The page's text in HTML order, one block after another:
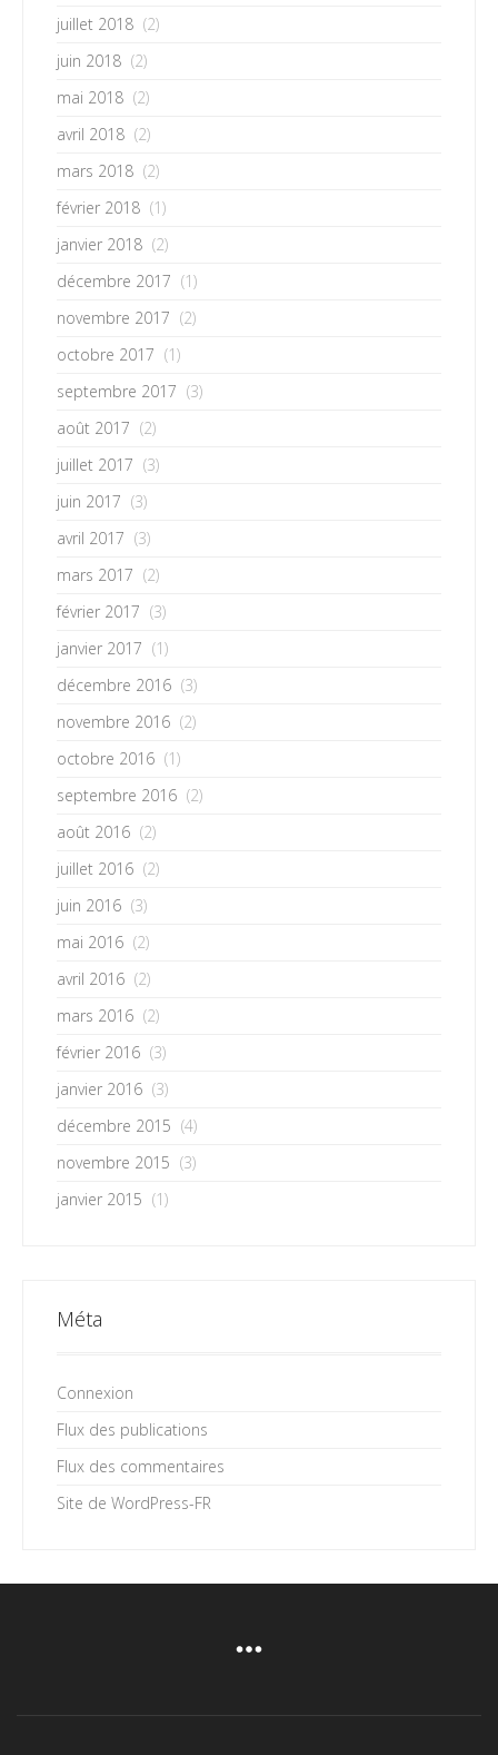
juillet 2018 (2)
juin 2018 (2)
mai 2018 (2)
avril 2018 (2)
mars 2018 (2)
février 2018 (1)
janvier 2018 (2)
décembre 2017 (1)
novembre 2017 (2)
octobre 2017 (1)
septembre 2017 (3)
août 2017 (2)
juillet 2017 (3)
juin 2017 (3)
avril 2017 (3)
mars 2017 (2)
février 2017 (3)
janvier 2017 (1)
décembre 2016 (3)
novembre 2016 (2)
octobre 2016 (1)
septembre 2016 (2)
août 2016 (2)
juillet 2016 (2)
juin 2016 (3)
mai 2016 (2)
avril 2016 (2)
mars 2016 (2)
février 2016 (3)
janvier 2016 (3)
décembre 2015 (4)
novembre 2015 (3)
janvier 2015 (1)
Méta
Connexion
Flux des publications
Flux des commentaires
Site de WordPress-FR